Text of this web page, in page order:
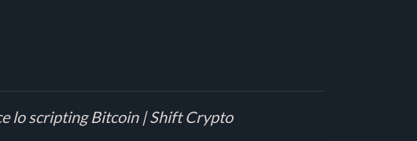
lo scripting Bitcoin | Shift Crypto